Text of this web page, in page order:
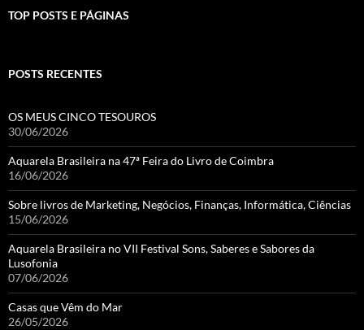
TOP POSTS E PÁGINAS
POSTS RECENTES
OS MEUS CINCO TESOUROS
30/06/2026
Aquarela Brasileira na 47ª Feira do Livro de Coimbra
16/06/2026
Sobre livros de Marketing, Negócios, Finanças, Informática, Ciências
15/06/2026
Aquarela Brasileira no VII Festival Sons, Saberes e Sabores da
Lusofonia
07/06/2026
Casas que Vêm do Mar
26/05/2026